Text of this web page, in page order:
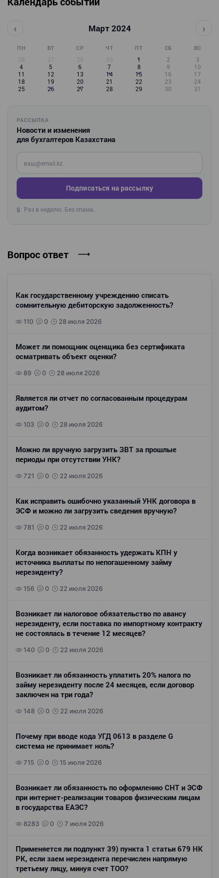
‹ Март 2024 ›
ПН ВТ СР ЧТ ПТ СБ ВС
26 27 28 29 1 2
3
4
5 6 7 8 9
10
11
12 13 14 15 16
17
18
19 20 21 22 23
24
25
26 27 28 29 30 31
РАССЫЛКА
Новости и изменения
для бухгалтеров Казахстана
Введите ваш e-mail
Подписаться на рассылку
🔒 Раз в неделю. Без спама.
Вопрос ответ
Как государственному учреждению списать
сомнительную дебиторскую задолженность?
110 0 28 июля 2026
Может ли помощник оценщика без сертификата
осматривать объект оценки?
89 0 28 июля 2026
Является ли отчет по согласованным процедурам
аудитом?
103 0 28 июля 2026
Можно ли вручную загрузить ЗВТ за прошлые
периоды при отсутствии УНК?
721 0 22 июля 2026
Как исправить ошибочно указанный УНК договора в
ЭСФ и можно ли загрузить сведения вручную?
781 0 22 июля 2026
Когда возникает обязанность удержать КПН у
источника выплаты по непогашенному займу
нерезиденту?
156 0 22 июля 2026
Возникает ли налоговое обязательство по авансу
нерезиденту, если поставка по импортному контракту
не состоялась в течение 12 месяцев?
140 0 22 июля 2026
Возникает ли обязанность уплатить 20% налога по
займу нерезиденту после 24 месяцев, если договор
заключен на три года?
148 0 22 июля 2026
Почему при вводе кода УГД 0613 в разделе G
система не принимает ноль?
715 0 15 июля 2026
Возникает ли обязанность по оформлению СНТ и ЭСФ
при интернет-реализации товаров физическим лицам
в государства ЕАЭС?
8283 0 7 июля 2026
Применяется ли подпункт 39) пункта 1 статьи 679 НК
РК, если заем нерезидента перечислен напрямую
третьему лицу, минуя счет ТОО?